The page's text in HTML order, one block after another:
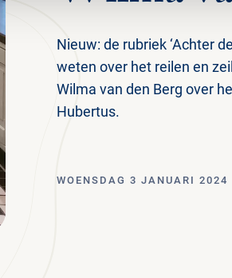
Nieuw: de rubriek ‘Achter
weten over het reilen en
Wilma van den Berg over
Hubertus.
WOENSDAG 3 JANUARI 2024